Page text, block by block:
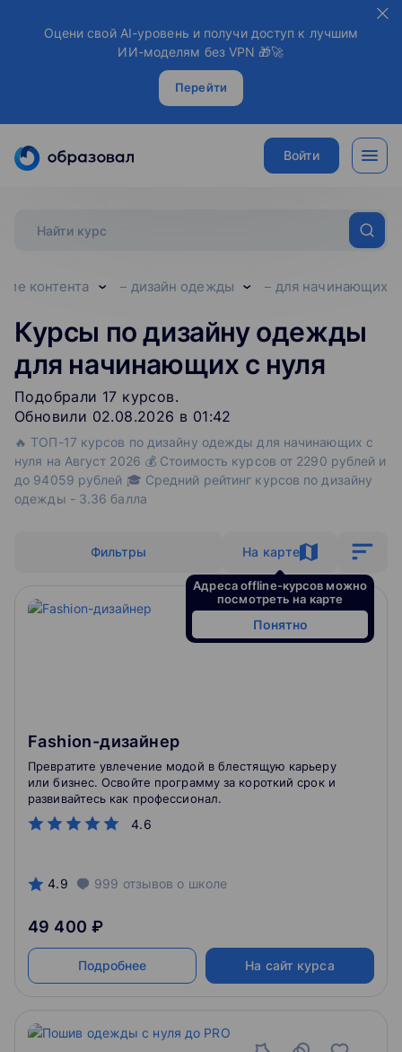
Оцени свой AI-уровень и получи доступ к лучшим
ИИ-моделям без VPN 🎁🚀
Перейти
Войти
контента дизайн одежды для начинающих
Курсы по дизайну одежды
для начинающих с нуля
Подобрали 17 курсов.
Обновили 02.08.2026 в 01:42
🔥 ТОП-17 курсов по дизайну одежды для начинающих с
нуля на Август 2026 💰 Стоимость курсов от 2290 рублей и
до 94059 рублей 🎓 Средний рейтинг курсов по дизайну
одежды - 3.36 балла
На карте
Адреса offline-курсов можно
посмотреть на карте
Понятно
Фильтры
Fashion-дизайнер
4.6
Превратите увлечение модой в блестящую карьеру
или бизнес. Освойте программу за короткий срок и
развивайтесь как профессионал.
4.9 999 отзывов о школе
49 400 ₽
Подробнее На сайт курса